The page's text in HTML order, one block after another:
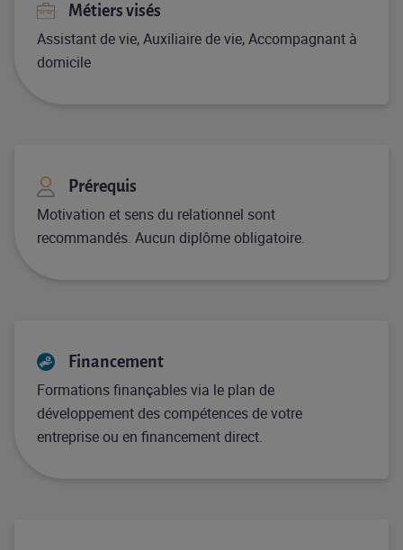
Métiers visés
Assistant de vie, Auxiliaire de vie, Accompagnant à
domicile
Prérequis
Motivation et sens du relationnel sont
recommandés. Aucun diplôme obligatoire.
Financement
Formations finançables via le plan de
développement des compétences de votre
entreprise ou en financement direct.